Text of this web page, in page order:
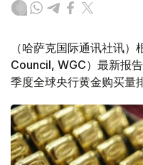
（哈萨克国际通讯社讯
Council, WGC）最新报
季度全球央行黄金购买量